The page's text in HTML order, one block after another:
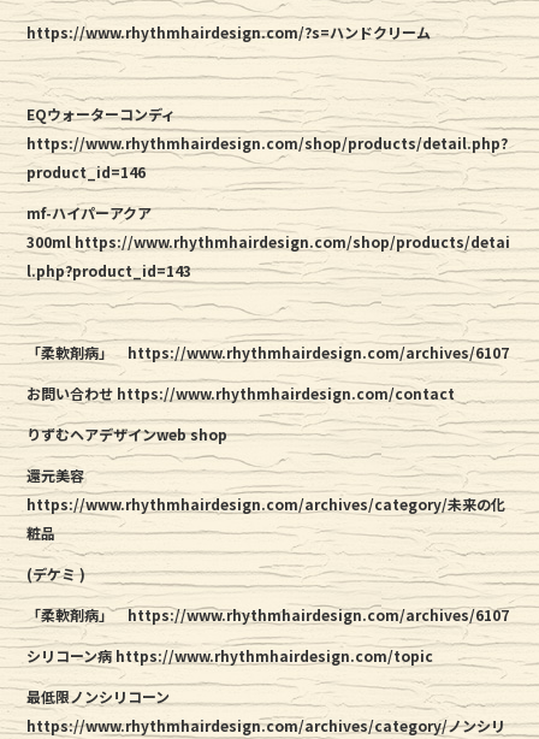
https://www.rhythmhairdesign.com/?s=ハンドクリーム
EQウォーターコンディ
https://www.rhythmhairdesign.com/shop/products/detail.php?
product_id=146
mf-ハイパーアクア
300ml https://www.rhythmhairdesign.com/shop/products/detai
l.php?product_id=143
「柔軟剤病」 https://www.rhythmhairdesign.com/archives/6107
お問い合わせ https://www.rhythmhairdesign.com/contact
りずむヘアデザインweb shop
還元美容
https://www.rhythmhairdesign.com/archives/category/未来の化
粧品
(デケミ )
「柔軟剤病」https://www.rhythmhairdesign.com/archives/6107
シリコーン病 https://www.rhythmhairdesign.com/topic
最低限ノンシリコーン
https://www.rhythmhairdesign.com/archives/category/ノンシリ